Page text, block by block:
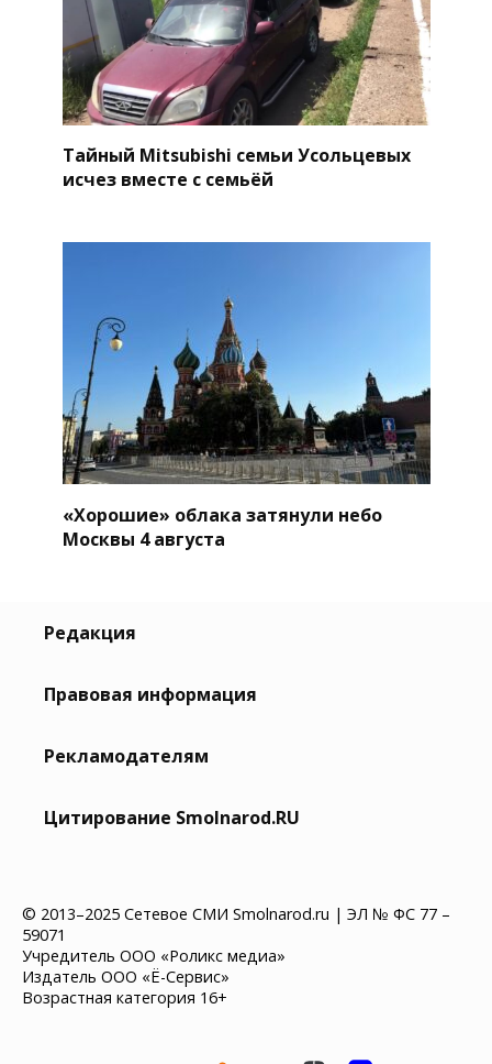
Тайный Mitsubishi семьи Усольцевых
исчез вместе с семьёй
«Хорошие» облака затянули небо
Москвы 4 августа
Редакция
Правовая информация
Рекламодателям
Цитирование Smolnarod.RU
© 2013–2025 Сетевое СМИ Smolnarod.ru | ЭЛ № ФС 77 –
59071
Учредитель ООО «Роликс медиа»
Издатель ООО «Ё-Сервис»
Возрастная категория 16+